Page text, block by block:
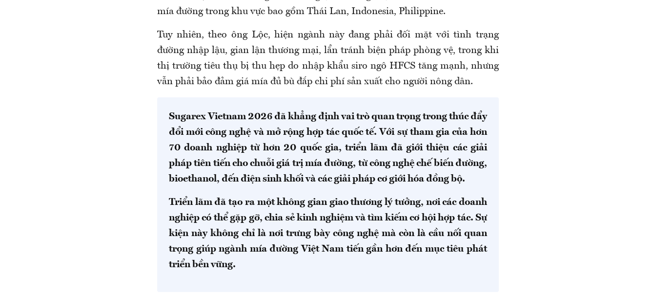
mía đường trong khu vực bao gồm Thái Lan, Indonesia, Philippine.
Tuy nhiên, theo ông Lộc, hiện ngành này đang phải đối mặt với tình trạng
đường nhập lậu, gian lận thương mại, lẩn tránh biện pháp phòng vệ, trong khi
thị trường tiêu thụ bị thu hẹp do nhập khẩu siro ngô HFCS tăng mạnh, nhưng
vẫn phải bảo đảm giá mía đủ bù đắp chi phí sản xuất cho người nông dân.
Sugarex Vietnam 2026 đã khẳng định vai trò quan trọng trong thúc đẩy
đổi mới công nghệ và mở rộng hợp tác quốc tế. Với sự tham gia của hơn
70 doanh nghiệp từ hơn 20 quốc gia, triển lãm đã giới thiệu các giải
pháp tiên tiến cho chuỗi giá trị mía đường, từ công nghệ chế biến đường,
bioethanol, đến điện sinh khối và các giải pháp cơ giới hóa đồng bộ.
Triển lãm đã tạo ra một không gian giao thương lý tưởng, nơi các doanh
nghiệp có thể gặp gỡ, chia sẻ kinh nghiệm và tìm kiếm cơ hội hợp tác. Sự
kiện này không chỉ là nơi trưng bày công nghệ mà còn là cầu nối quan
trọng giúp ngành mía đường Việt Nam tiến gần hơn đến mục tiêu phát
triển bền vững.